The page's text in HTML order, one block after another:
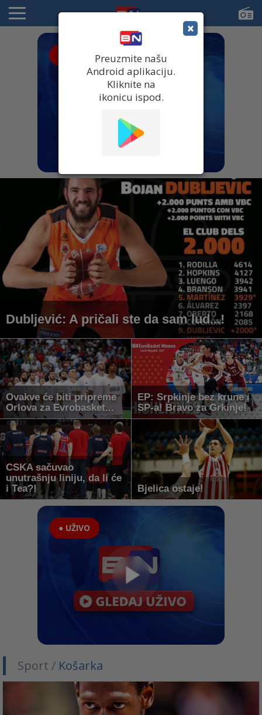
Dubljević: A pričali ste da sam lud...!
Ovakve će biti pripreme
Orlova za Evrobasket...
EP: Srpkinje bez krune i
SP-a! Bravo za Grkinje!
CSKA sačuvao
unutrašnju liniju, da li će
i Tea?!
Bjelica ostaje!
● UŽIVO
Sport / Košarka
×
Preuzmite našu
Android aplikaciju.
Kliknite na
ikonicu ispod.